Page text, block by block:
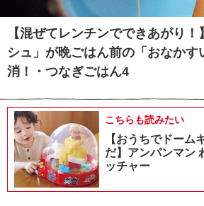
【混ぜてレンチンでできあがり
シュ」が晩ごはん前の「おなかす
消！・つなぎごはん4
こちらも読みたい
【おうちでドーム
だ】アンパンマン
ッチャー